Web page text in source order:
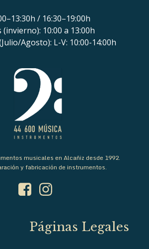
/ 16:30–19:00h
(invierno): 10:00 a 13:00h
Agosto): L-V: 10:00-14:00h
musicales en Alcañiz desde 1992.
y fabricación de instrumentos.
Páginas Legales